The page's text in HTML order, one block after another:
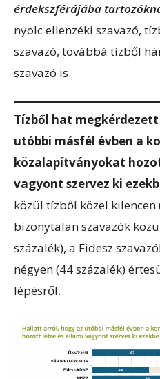
érdekszférájába
nyolc ellenzéki szavazó,
szavazó, továbbá tízből
szavazó is.
Tízből hat
utóbbi másfél évben a
közalapítványokat
vagyont szervez ki
közül tízből közel kilencen
bizonytalan szavazók
százalék), a Fidesz
négyen (44 százalék)
lépésről.